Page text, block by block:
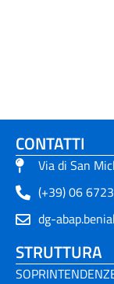
CONTATTI
Via di San
(+39) 06
dg-
STRUTTURA